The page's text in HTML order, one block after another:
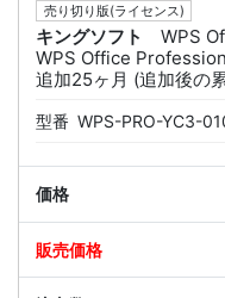
売り切り版(ライセンス)
キングソフト
WPS
WPS Office
追加25ヶ月 (追加後の
型番 WPS-PRO-YC3-